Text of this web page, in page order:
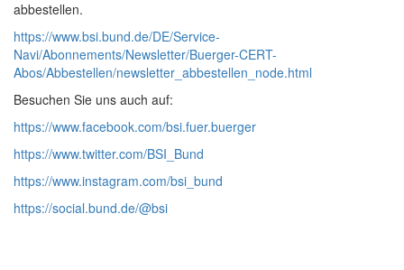
abbestellen.
https://www.bsi.bund.de/DE/Service-
Navi/Abonnements/Newsletter/Buerger-CERT-
Abos/Abbestellen/newsletter_abbestellen_node.html
Besuchen Sie uns auch auf:
https://www.facebook.com/bsi.fuer.buerger
https://www.twitter.com/BSI_Bund
https://www.instagram.com/bsi_bund
https://social.bund.de/@bsi